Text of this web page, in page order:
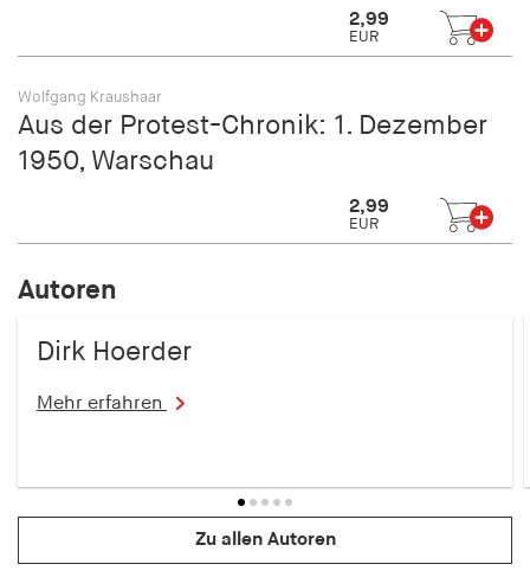
2,99
EUR
Wolfgang Kraushaar
Aus der Protest-Chronik: 1. Dezember
1950, Warschau
2,99
EUR
Autoren
Dirk Hoerder
Mehr erfahren
Zu allen Autoren